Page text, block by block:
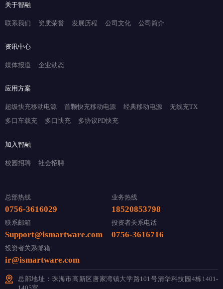
关于智融
联系我们 资质荣誉 发展历程 公司文化 公司简介
资讯中心
媒体报道 企业动态
应用方案
超级快充移动电源 首颗快充移动电源 经典移动电源 无线充TX
多口车载充 多口快充 多协议PD快充
加入智融
校园招聘 社会招聘
总部热线
0756-3616029
业务热线
18520853798
联系邮箱
Support@ismartware.com
投资者关系电话
0756-3616716
投资者关系邮箱
ir@ismartware.com
总部地址：珠海市高新区唐家湾镇大学路101号清华科技园4栋1401-